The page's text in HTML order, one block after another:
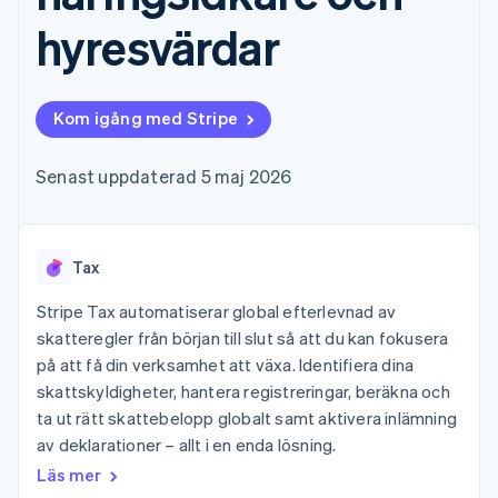
Accelererad kassaprocess
Financial Connections
Recognition
Product roadmap
Radar
Bedrägeribekämpning
Atlas
Bolagsbildning för startups
Climate
Koldioxidinfångning
Identity
Plattformar
SaaS
Efter bransch
AI-företag
Kreatörsekonomi
underhållning
Ideella organisationer
Professionella tjänster
Offentlig sektor
Detaljhandel
Erbjud
användningsbaserad
fakturering
Tillhandahåll och
hantera tjänster med
Kodexempel
Utvecklarblogg
API-status
Företag
Produktplan
Sessions årliga
Karriärer
Nyhetsrum
hyresvärdar
Kom igång med Stripe
Senast uppdaterad 5 maj 2026
Tax
Stripe Tax automatiserar global efterlevnad av
skatteregler från början till slut så att du kan fokusera
på att få din verksamhet att växa. Identifiera dina
skattskyldigheter, hantera registreringar, beräkna och
ta ut rätt skattebelopp globalt samt aktivera inlämning
av deklarationer – allt i en enda lösning.
Läs mer